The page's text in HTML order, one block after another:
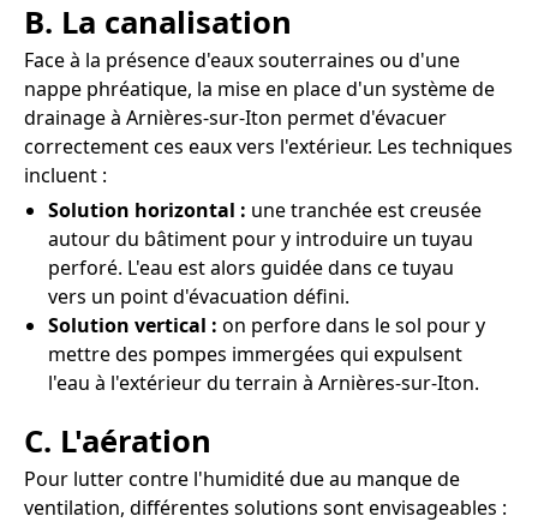
B. La canalisation
Face à la présence d'eaux souterraines ou d'une
nappe phréatique, la mise en place d'un système de
drainage à Arnières-sur-Iton permet d'évacuer
correctement ces eaux vers l'extérieur. Les techniques
incluent :
Solution horizontal : une tranchée est creusée
autour du bâtiment pour y introduire un tuyau
perforé. L'eau est alors guidée dans ce tuyau
vers un point d'évacuation défini.
Solution vertical : on perfore dans le sol pour y
mettre des pompes immergées qui expulsent
l'eau à l'extérieur du terrain à Arnières-sur-Iton.
C. L'aération
Pour lutter contre l'humidité due au manque de
ventilation, différentes solutions sont envisageables :